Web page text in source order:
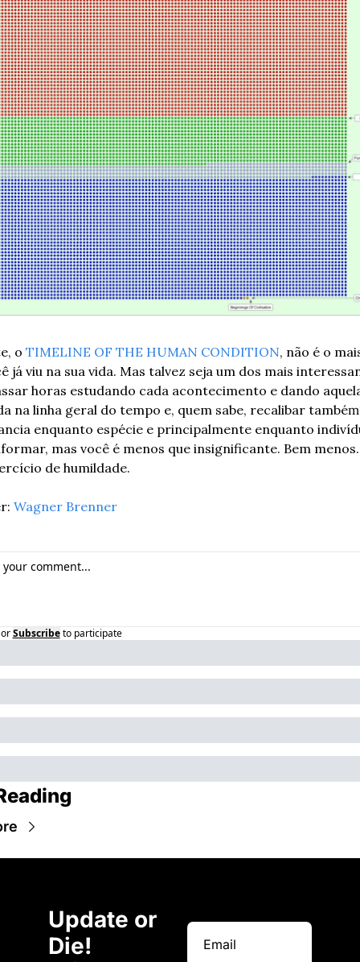
o TIMELINE OF THE HUMAN CONDITION, não é o
já viu na sua vida. Mas talvez seja um dos mais
horas estudando cada acontecimento e dando
na linha geral do tempo e, quem sabe, recalibar
enquanto espécie e principalmente enquanto
mas você é menos que insignificante. Bem
de humildade.
Wagner Brenner
or Subscribe to participate
Update or
Die!